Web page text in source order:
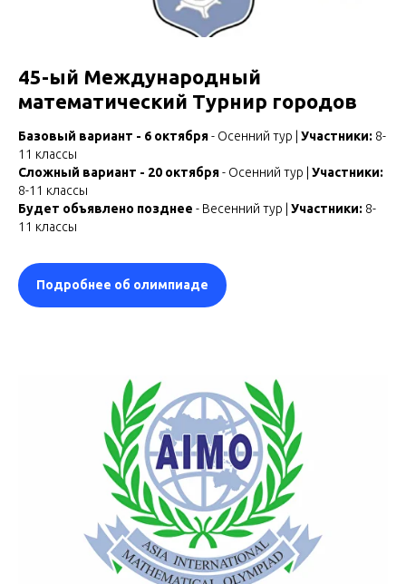
45-ый Международный
математический Турнир городов
Базовый вариант - 6 октября- Осенний тур | Участники: 8-
11 классы
Сложный вариант - 20 октября- Осенний тур | Участники:
8-11 классы
Будет объявлено позднее - Весенний тур | Участники: 8-
11 классы
Подробнее об олимпиаде